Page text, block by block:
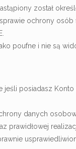
został
ochrony
poufne i nie są
posiadasz
danych
prawidłowej